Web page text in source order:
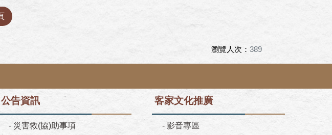
瀏覽人次： 389
公告資訊
- 災害救(協)助事項
客家文化推廣
- 影音專區